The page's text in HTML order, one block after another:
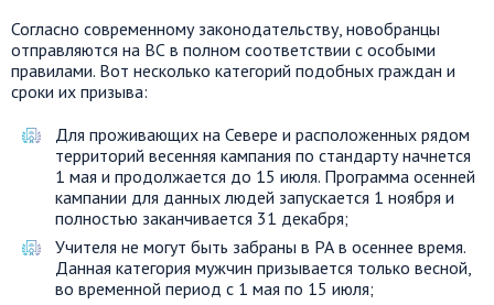
Согласно современному законодательству, новобранцы
отправляются на ВС в полном соответствии с особыми
правилами. Вот несколько категорий подобных граждан и
сроки их призыва:
Для проживающих на Севере и расположенных рядом
территорий весенняя кампания по стандарту начнется
1 мая и продолжается до 15 июля. Программа осенней
кампании для данных людей запускается 1 ноября и
полностью заканчивается 31 декабря;
Учителя не могут быть забраны в РА в осеннее время.
Данная категория мужчин призывается только весной,
во временной период с 1 мая по 15 июля;